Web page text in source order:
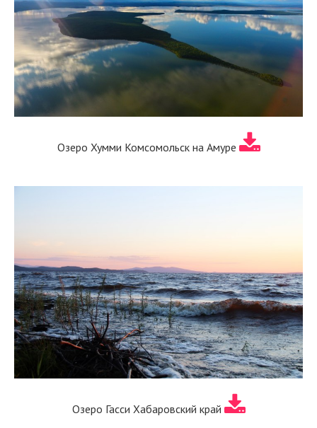
Озеро Хумми Комсомольск на Амуре
Озеро Гасси Хабаровский край